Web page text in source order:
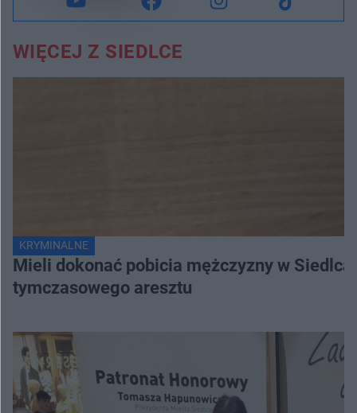
WIĘCEJ Z SIEDLCE
KRYMINALNE
Mieli dokonać pobicia mężczyzny w
tymczasowego aresztu